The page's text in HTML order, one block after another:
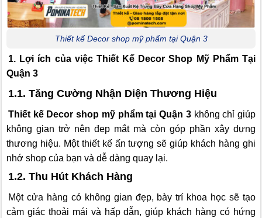
Thiết kế Decor shop mỹ phẩm tại Quận 3
1. Lợi ích của việc Thiết Kế Decor Shop Mỹ Phẩm Tại
Quận 3
1.1. Tăng Cường Nhận Diện Thương Hiệu
Thiết kế Decor shop mỹ phẩm tại Quận 3không chỉ giúp
không gian trở nên đẹp mắt mà còn góp phần xây dựng
thương hiệu. Một thiết kế ấn tượng sẽ giúp khách hàng ghi
nhớ shop của bạn và dễ dàng quay lại.
1.2. Thu Hút Khách Hàng
Một cửa hàng có không gian đẹp, bày trí khoa học sẽ tạo
cảm giác thoải mái và hấp dẫn, giúp khách hàng có hứng